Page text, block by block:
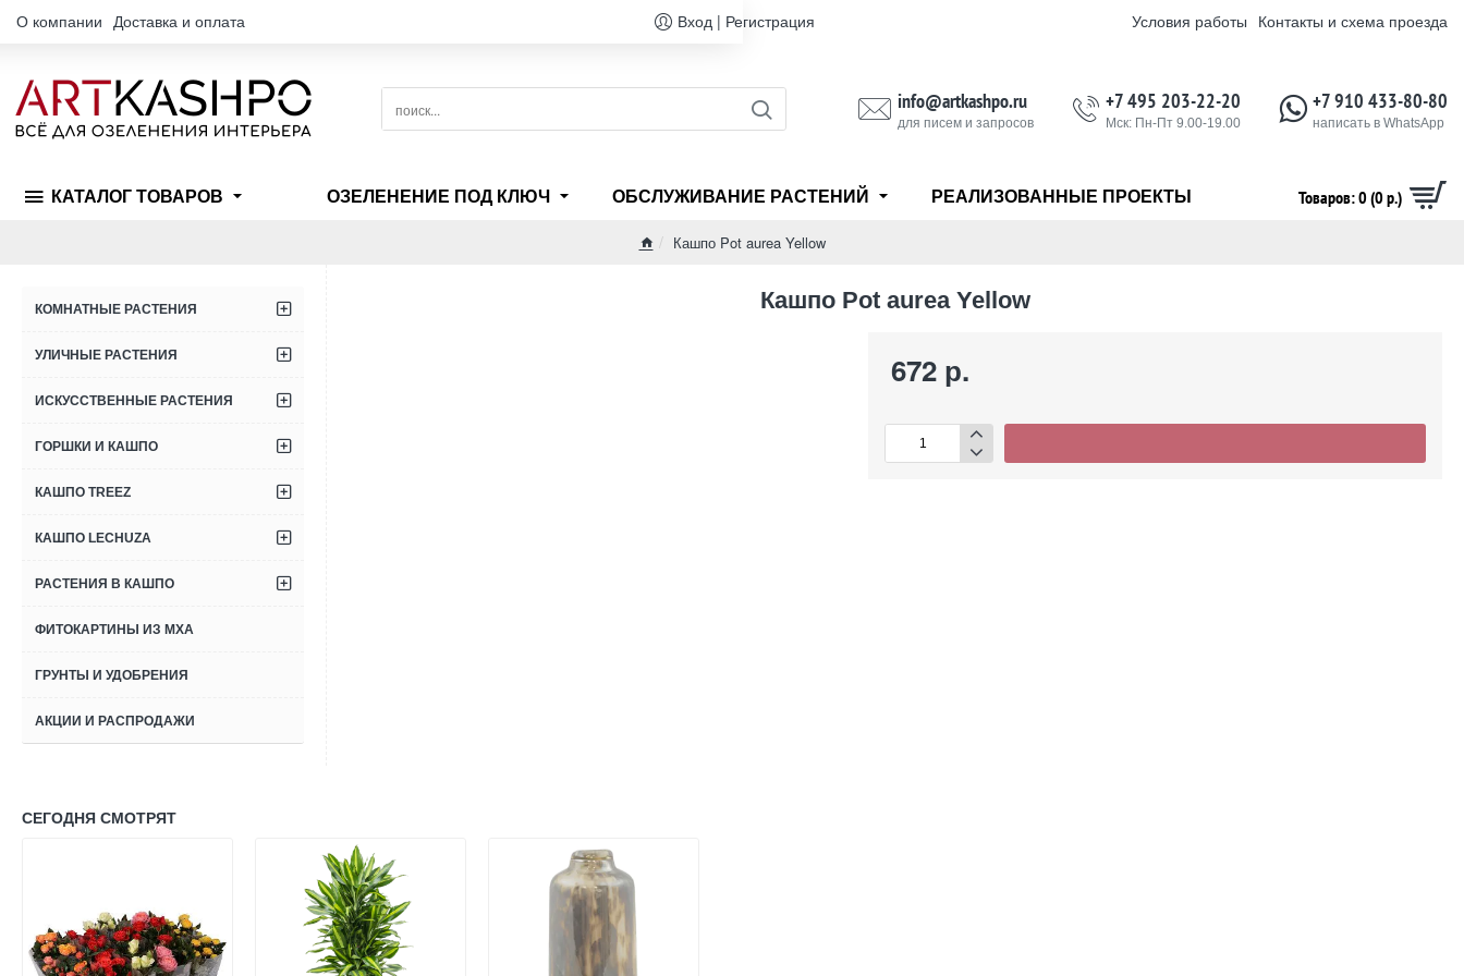
О компании Доставка и оплата Вход | Регистрация Условия работы Контакты и схема проезда
поиск...
info@artkashpo.ru
для писем и запросов
+7 495 203-22-20
Мск: Пн-Пт 9.00-19.00
+7 910 433-80-80
написать в WhatsApp
КАТАЛОГ ТОВАРОВ ОЗЕЛЕНЕНИЕ ПОД КЛЮЧ ОБСЛУЖИВАНИЕ РАСТЕНИЙ РЕАЛИЗОВАННЫЕ ПРОЕКТЫ Товаров: 0 (0 р.)
Кашпо Pot aurea Yellow
КОМНАТНЫЕ РАСТЕНИЯ
УЛИЧНЫЕ РАСТЕНИЯ
ИСКУССТВЕННЫЕ РАСТЕНИЯ
ГОРШКИ И КАШПО
КАШПО TREEZ
КАШПО LECHUZA
РАСТЕНИЯ В КАШПО
ФИТОКАРТИНЫ ИЗ МХА
ГРУНТЫ И УДОБРЕНИЯ
АКЦИИ И РАСПРОДАЖИ
Кашпо Pot aurea Yellow
672 р.
СЕГОДНЯ СМОТРЯТ